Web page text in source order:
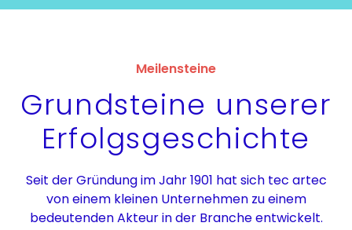
Meilensteine
Grundsteine unserer
Erfolgsgeschichte
Seit der Gründung im Jahr 1901 hat sich tec artec
von einem kleinen Unternehmen zu einem
bedeutenden Akteur in der Branche entwickelt.